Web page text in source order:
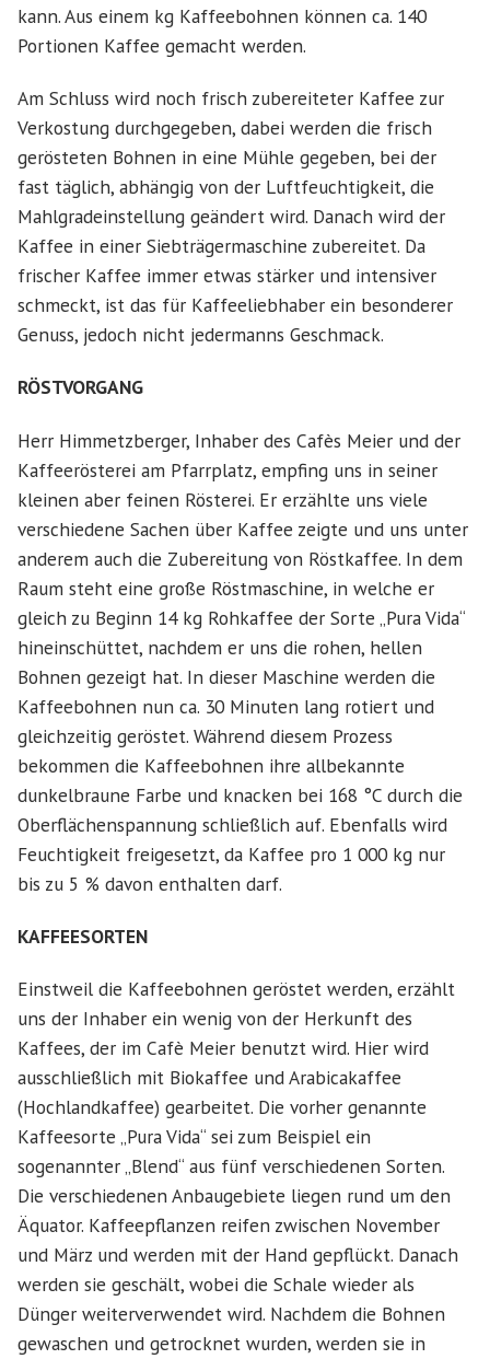
kann. Aus einem kg Kaffeebohnen können ca. 140
Portionen Kaffee gemacht werden.
Am Schluss wird noch frisch zubereiteter Kaffee zur
Verkostung durchgegeben, dabei werden die frisch
gerösteten Bohnen in eine Mühle gegeben, bei der
fast täglich, abhängig von der Luftfeuchtigkeit, die
Mahlgradeinstellung geändert wird. Danach wird der
Kaffee in einer Siebträgermaschine zubereitet. Da
frischer Kaffee immer etwas stärker und intensiver
schmeckt, ist das für Kaffeeliebhaber ein besonderer
Genuss, jedoch nicht jedermanns Geschmack.
RÖSTVORGANG
Herr Himmetzberger, Inhaber des Cafès Meier und der
Kaffeerösterei am Pfarrplatz, empfing uns in seiner
kleinen aber feinen Rösterei. Er erzählte uns viele
verschiedene Sachen über Kaffee zeigte und uns unter
anderem auch die Zubereitung von Röstkaffee. In dem
Raum steht eine große Röstmaschine, in welche er
gleich zu Beginn 14 kg Rohkaffee der Sorte „Pura Vida“
hineinschüttet, nachdem er uns die rohen, hellen
Bohnen gezeigt hat. In dieser Maschine werden die
Kaffeebohnen nun ca. 30 Minuten lang rotiert und
gleichzeitig geröstet. Während diesem Prozess
bekommen die Kaffeebohnen ihre allbekannte
dunkelbraune Farbe und knacken bei 168 °C durch die
Oberflächenspannung schließlich auf. Ebenfalls wird
Feuchtigkeit freigesetzt, da Kaffee pro 1 000 kg nur
bis zu 5 % davon enthalten darf.
KAFFEESORTEN
Einstweil die Kaffeebohnen geröstet werden, erzählt
uns der Inhaber ein wenig von der Herkunft des
Kaffees, der im Cafè Meier benutzt wird. Hier wird
ausschließlich mit Biokaffee und Arabicakaffee
(Hochlandkaffee) gearbeitet. Die vorher genannte
Kaffeesorte „Pura Vida“ sei zum Beispiel ein
sogenannter „Blend“ aus fünf verschiedenen Sorten.
Die verschiedenen Anbaugebiete liegen rund um den
Äquator. Kaffeepflanzen reifen zwischen November
und März und werden mit der Hand gepflückt. Danach
werden sie geschält, wobei die Schale wieder als
Dünger weiterverwendet wird. Nachdem die Bohnen
gewaschen und getrocknet wurden, werden sie in